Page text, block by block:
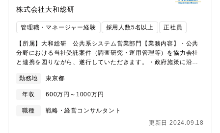
や意思決定の支援等、ガバナンス機能の設計/運用・組織全体のプ
ロジェクト遂行能力（ケイパビリティ）を高めるためのナレッジ
マネジメント、育成計画、人材配置戦略といった組織開発/人財開
発に必要な施策の提案や実行MSOLが提唱する企業の全社変革や
戦略実行を支援するEPMO機能モデル（FCSL）を用いて、経営層
と現場をつなぎ、プロジェクトの成功と組織力の向上を両立させ
る中核人財としてご活躍いただきます。【ポジションの魅力】経
題、経営リテラシー不足といった、「マネジメントが機能不全」
と考えています。MSOLという１企業のマネジメント能力の成長
を目指すのではなく、企業全体のマネジメント能力を高めるため
華させ、広く展開していきたいと考えています。上記の通り、プ
株式会社大和総研
管理職・マネージャー経験 採用人数5名以上 正社員
【所属】大和総研 公共系システム営業部門【業務内容】・公共
分野における当社受託案件（調査研究・運用管理等）を協力会社
と連携を図りながら、遂行していただきます。・政府施策に沿っ
ン】・政府施策に関する調査研究・政策提言、システム開発の工
程管理・運用管理等、システムのライフサイクル全般にわたるソ
リューションサービスを提供しています。・これまで公共分野に
おける調達案件への対応を中心に活動しており、今後はより事業
キャリア採用定着率95％以上★■平均勤続年数：17.7年■平均年間
勤務地 東京都
年収 600万円～1000万円
職種
戦略・経営コンサルタント
更新日 2024.09.18